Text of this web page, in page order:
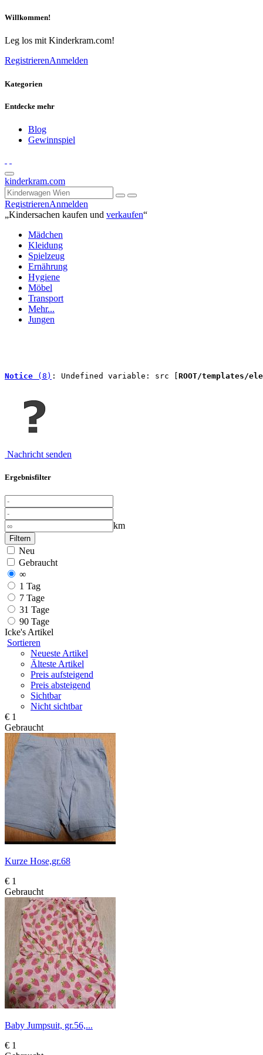
Willkommen!
Leg los mit Kinderkram.com!
RegistrierenAnmelden
Kategorien
Entdecke mehr
Blog
Gewinnspiel
kinderkram.com
RegistrierenAnmelden
„Kindersachen kaufen und verkaufen“
Mädchen
Kleidung
Spielzeug
Ernährung
Hygiene
Möbel
Transport
Mehr...
Jungen
Notice (8) : Undefined variable: src [ ROOT/templates/
Nachricht senden
Ergebnisfilter
km
Filtern
Neu
Gebraucht
∞
1 Tag
7 Tage
31 Tage
90 Tage
Icke's Artikel
Sortieren
Neueste Artikel
Älteste Artikel
Preis aufsteigend
Preis absteigend
Sichtbar
Nicht sichtbar
€ 1
Gebraucht
Kurze Hose,gr.68
€ 1
Gebraucht
Baby Jumpsuit, gr.56,...
€ 1